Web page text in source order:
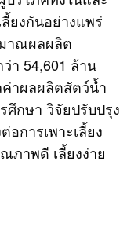
ยงกันอย่างแพร่
าณผลผลิต
า 54,601 ล้าน
าผลผลิตสัตว์น้ำ
กษา วิจัยปรับปรุง
การเพาะเลี้ยง
ภาพดี เลี้ยงง่าย